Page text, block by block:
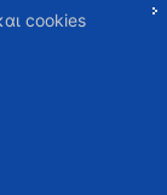
cookies